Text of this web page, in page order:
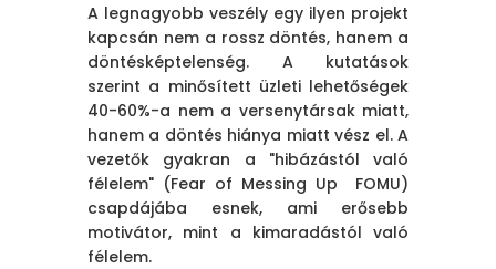
A legnagyobb veszély egy ilyen projekt
kapcsán nem a rossz döntés, hanem a
döntésképtelenség. A kutatások
szerint a minősített üzleti lehetőségek
40-60%-a nem a versenytársak miatt,
hanem a döntés hiánya miatt vész el. A
vezetők gyakran a "hibázástól való
félelem" (Fear of Messing Up FOMU)
csapdájába esnek, ami erősebb
motivátor, mint a kimaradástól való
félelem.